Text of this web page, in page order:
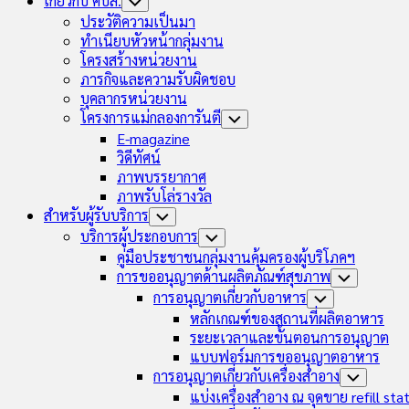
Child
Menu
ประวัติความเป็นมา
ทำเนียบหัวหน้ากลุ่มงาน
โครงสร้างหน่วยงาน
ภารกิจและความรับผิดชอบ
บุคลากรหน่วยงาน
โครงการแม่กลองการันตี Toggle
E-magazine
วิดีทัศน์
ภาพบรรยากาศ
ภาพรับโล่รางวัล
สำหรับผู้รับบริการ Toggle
Child
Menu
บริการผู้ประกอบการ Toggle
Child
Menu
คู่มือประชาชนกลุ่มงานคุ้มครองผู้บริโภคฯ
การขออนุญาตด้านผลิตภัณฑ์สุขภาพ Toggle
การอนุญาตเกี่ยวกับอาหาร Toggle
Child
Menu
หลักเกณฑ์ของสถานที่ผลิตอาหาร
ระยะเวลาและขั้นตอนการอนุญาต
แบบฟอร์มการขออนุญาตอาหาร
การอนุญาตเกี่ยวกับเครื่องสำอาง Toggle
Child
แบ่งเครื่องสำอาง ณ จุดขาย refill